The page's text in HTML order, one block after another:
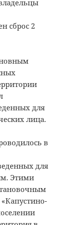
сброс 2
для
лица.
в
для
Этими